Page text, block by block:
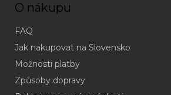
O nákupu
FAQ
Jak nakupovat na Slovensko
Možnosti platby
Způsoby dopravy